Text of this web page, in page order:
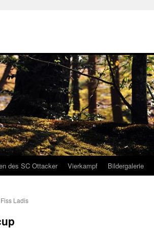
des SC Ottacker Vierkampf Bildergalerie
Ladis